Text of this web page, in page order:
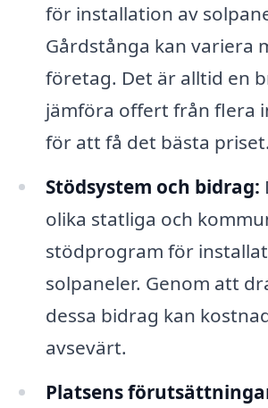
för installation av
Gårdstånga kan variera
företag. Det är alltid en
jämföra offert från flera
för att få det bästa priset.
Stödsystem och bidrag:
olika statliga och
stödprogram för
solpaneler. Genom att
dessa bidrag kan
avsevärt.
Platsens